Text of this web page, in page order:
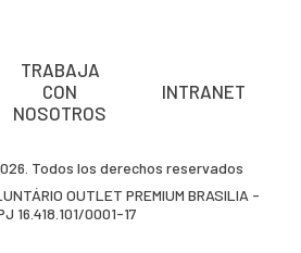
TRABAJA
CON
NOSOTROS
INTRANET
Todos los derechos reservados
OUTLET PREMIUM BRASILIA -
16.418.101/0001-17